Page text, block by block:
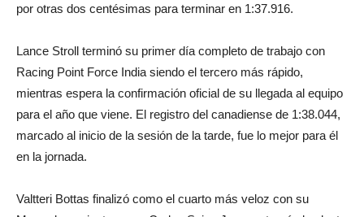
por otras dos centésimas para terminar en 1:37.916.
Lance Stroll terminó su primer día completo de trabajo con
Racing Point Force India siendo el tercero más rápido,
mientras espera la confirmación oficial de su llegada al equipo
para el año que viene. El registro del canadiense de 1:38.044,
marcado al inicio de la sesión de la tarde, fue lo mejor para él
en la jornada.
Valtteri Bottas finalizó como el cuarto más veloz con su